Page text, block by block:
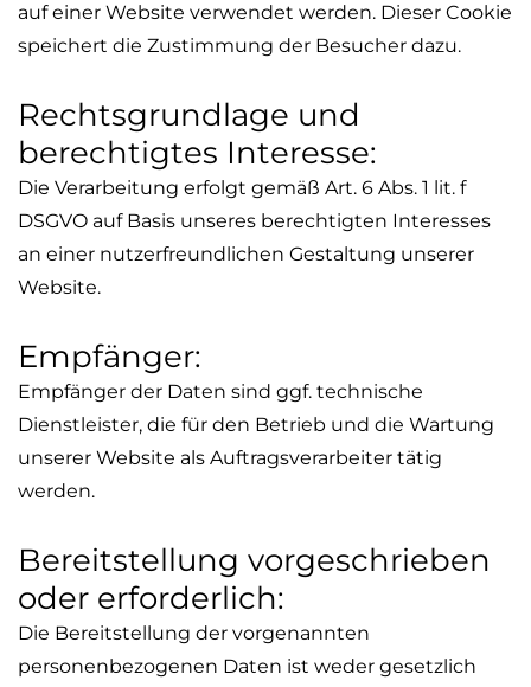
auf einer Website verwendet werden. Dieser Cookie
speichert die Zustimmung der Besucher dazu.
Rechtsgrundlage und
berechtigtes Interesse:
Die Verarbeitung erfolgt gemäß Art. 6 Abs. 1 lit. f
DSGVO auf Basis unseres berechtigten Interesses
an einer nutzerfreundlichen Gestaltung unserer
Website.
Empfänger:
Empfänger der Daten sind ggf. technische
Dienstleister, die für den Betrieb und die Wartung
unserer Website als Auftragsverarbeiter tätig
werden.
Bereitstellung vorgeschrieben
oder erforderlich:
Die Bereitstellung der vorgenannten
personenbezogenen Daten ist weder gesetzlich